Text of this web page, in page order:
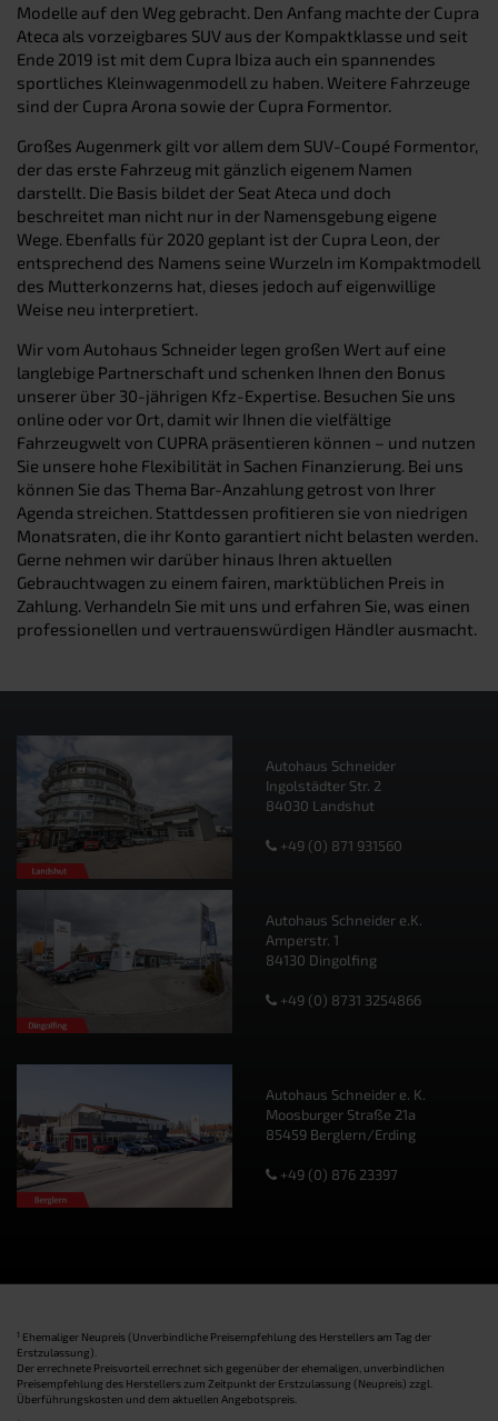
Modelle auf den Weg gebracht. Den Anfang machte der Cupra
Ateca als vorzeigbares SUV aus der Kompaktklasse und seit
Ende 2019 ist mit dem Cupra Ibiza auch ein spannendes
sportliches Kleinwagenmodell zu haben. Weitere Fahrzeuge
sind der Cupra Arona sowie der Cupra Formentor.
Großes Augenmerk gilt vor allem dem SUV-Coupé Formentor,
der das erste Fahrzeug mit gänzlich eigenem Namen
darstellt. Die Basis bildet der Seat Ateca und doch
beschreitet man nicht nur in der Namensgebung eigene
Wege. Ebenfalls für 2020 geplant ist der Cupra Leon, der
entsprechend des Namens seine Wurzeln im Kompaktmodell
des Mutterkonzerns hat, dieses jedoch auf eigenwillige
Weise neu interpretiert.
Wir vom Autohaus Schneider legen großen Wert auf eine
langlebige Partnerschaft und schenken Ihnen den Bonus
unserer über 30-jährigen Kfz-Expertise. Besuchen Sie uns
online oder vor Ort, damit wir Ihnen die vielfältige
Fahrzeugwelt von CUPRA präsentieren können – und nutzen
Sie unsere hohe Flexibilität in Sachen Finanzierung. Bei uns
können Sie das Thema Bar-Anzahlung getrost von Ihrer
Agenda streichen. Stattdessen profitieren sie von niedrigen
Monatsraten, die ihr Konto garantiert nicht belasten werden.
Gerne nehmen wir darüber hinaus Ihren aktuellen
Gebrauchtwagen zu einem fairen, marktüblichen Preis in
Zahlung. Verhandeln Sie mit uns und erfahren Sie, was einen
professionellen und vertrauenswürdigen Händler ausmacht.
Autohaus Schneider
Ingolstädter Str. 2
84030 Landshut
+49 (0) 871 931560
Autohaus Schneider e.K.
Amperstr. 1
84130 Dingolfing
+49 (0) 8731 3254866
Autohaus Schneider e. K.
Moosburger Straße 21a
85459 Berglern/Erding
+49 (0) 876 23397
1 Ehemaliger Neupreis (Unverbindliche Preisempfehlung des Herstellers am Tag der
Erstzulassung).
Der errechnete Preisvorteil errechnet sich gegenüber der ehemaligen, unverbindlichen
Preisempfehlung des Herstellers zum Zeitpunkt der Erstzulassung (Neupreis) zzgl.
Überführungskosten und dem aktuellen Angebotspreis.